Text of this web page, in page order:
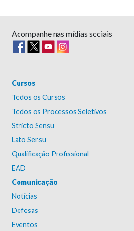
Acompanhe nas mídias sociais
Cursos
Todos os Cursos
Todos os Processos Seletivos
Stricto Sensu
Lato Sensu
Qualificação Profissional
EAD
Comunicação
Notícias
Defesas
Eventos